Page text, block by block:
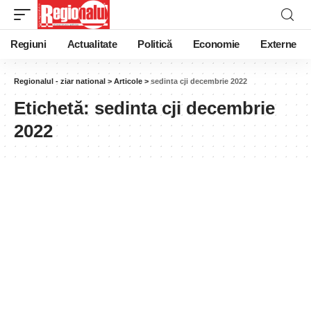
Regiuni Actualitate Politică Economie Externe
Regionalul - ziar national > Articole > sedinta cji decembrie 2022
Etichetă: sedinta cji decembrie
2022